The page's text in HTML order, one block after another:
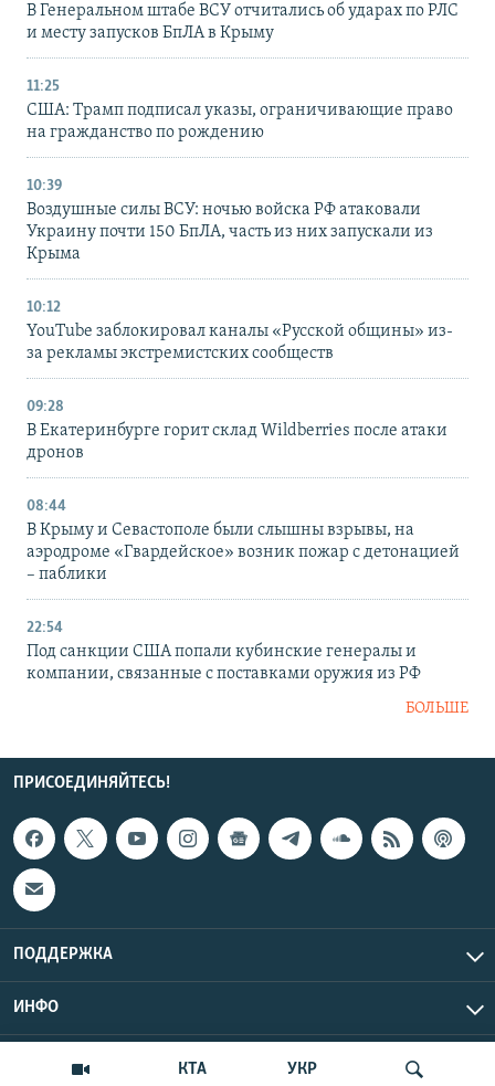
КТА УКР
В Генеральном штабе ВСУ отчитались об ударах по РЛС
и месту запусков БпЛА в Крыму
11:25
США: Трамп подписал указы, ограничивающие право
на гражданство по рождению
10:39
Воздушные силы ВСУ: ночью войска РФ атаковали
Украину почти 150 БпЛА, часть из них запускали из
Крыма
10:12
YouTube заблокировал каналы «Русской общины» из-
за рекламы экстремистских сообществ
09:28
В Екатеринбурге горит склад Wildberries после атаки
дронов
08:44
В Крыму и Севастополе были слышны взрывы, на
аэродроме «Гвардейское» возник пожар с детонацией
– паблики
22:54
Под санкции США попали кубинские генералы и
компании, связанные с поставками оружия из РФ
БОЛЬШЕ
ПРИСОЕДИНЯЙТЕСЬ!
ПОДДЕРЖКА
ИНФО
Copyright Крым.Реалии, 2026 | Все права защищены.
UTC+3